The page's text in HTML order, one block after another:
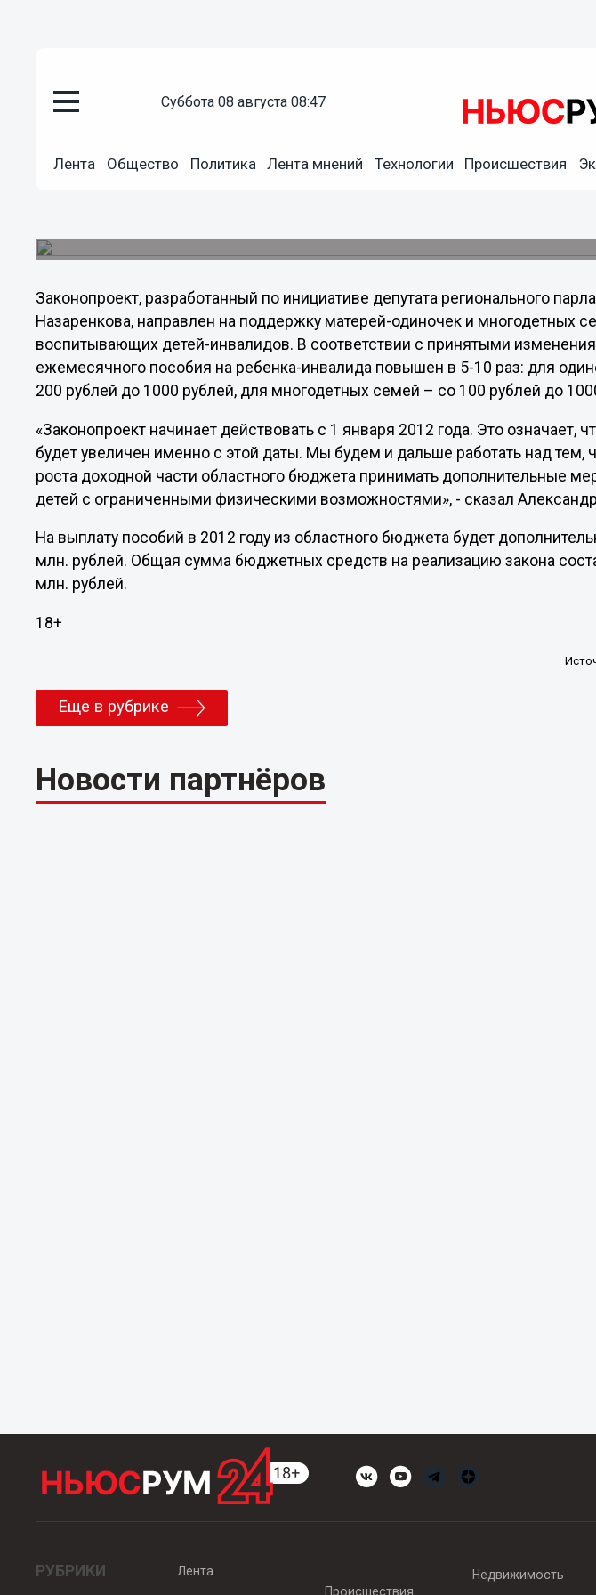
суббота 08 августа 08:47
Лента Общество Политика Лента мнений Технологии Происшествия
Ежемесячное пособие на детей-инвалидов из
Законопроект, разработанный по инициативе депутата регионального
Назаренкова, направлен на поддержку матерей-одиночек и многодетных
воспитывающих детей-инвалидов. В соответствии с принятыми
ежемесячного пособия на ребенка-инвалида повышен в 5-10 раз: для
200 рублей до 1000 рублей, для многодетных семей – со 100 рублей до
«Законопроект начинает действовать с 1 января 2012 года. Это означает,
будет увеличен именно с этой даты. Мы будем и дальше работать над тем,
роста доходной части областного бюджета принимать дополнительные
детей с ограниченными физическими возможностями», - сказал
На выплату пособий в 2012 году из областного бюджета будет
млн. рублей. Общая сумма бюджетных средств на реализацию закона
млн. рублей.
18+
Еще в рубрике
Новости партнёров
РУБРИКИ
Лента
Происшествия
Недвижимость